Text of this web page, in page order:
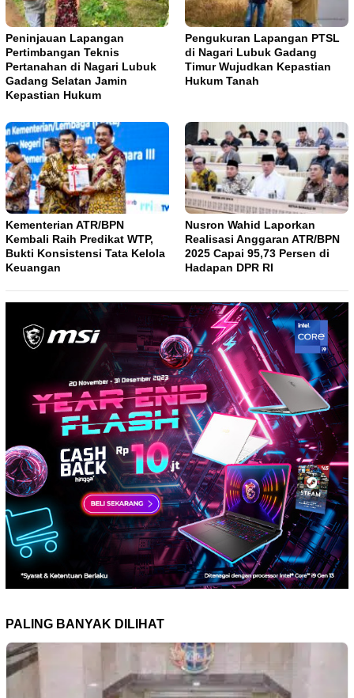
Peninjauan Lapangan
Pertimbangan Teknis
Pertanahan di Nagari Lubuk
Gadang Selatan Jamin
Kepastian Hukum
Pengukuran Lapangan PTSL
di Nagari Lubuk Gadang
Timur Wujudkan Kepastian
Hukum Tanah
Kementerian ATR/BPN
Kembali Raih Predikat WTP,
Bukti Konsistensi Tata Kelola
Keuangan
Nusron Wahid Laporkan
Realisasi Anggaran ATR/BPN
2025 Capai 95,73 Persen di
Hadapan DPR RI
PALING BANYAK DILIHAT